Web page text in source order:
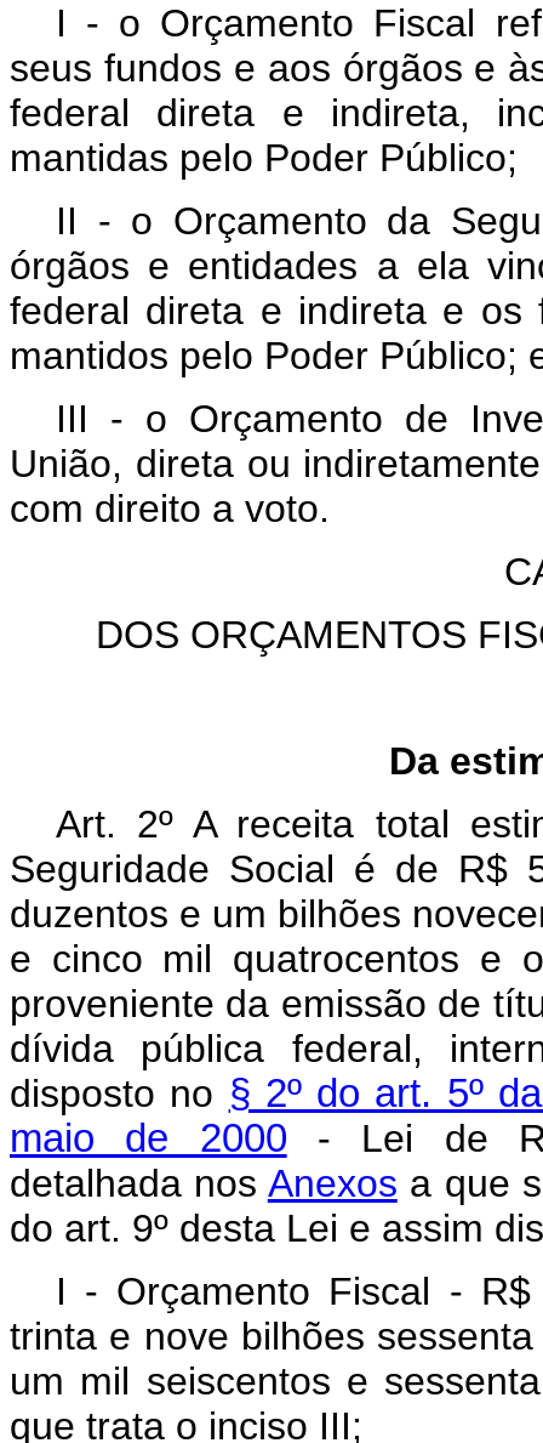
I - o Orçamento Fiscal
seus fundos e aos órgãos e
federal direta e indireta,
mantidas pelo Poder Público;
II - o Orçamento da
órgãos e entidades a ela
federal direta e indireta e os
mantidos pelo Poder Público;
III - o Orçamento de
União, direta ou
com direito a voto.
DOS ORÇAMENTOS
Da
Art. 2º A receita total
Seguridade Social é de R$
duzentos e um bilhões
e cinco mil quatrocentos e
proveniente da emissão de
dívida pública federal,
disposto no § 2º do art. 5º
maio de 2000 - Lei de
detalhada nos Anexos a que
do art. 9º desta Lei e assim
I - Orçamento Fiscal - R$
trinta e nove bilhões
um mil seiscentos e
que trata o inciso III;